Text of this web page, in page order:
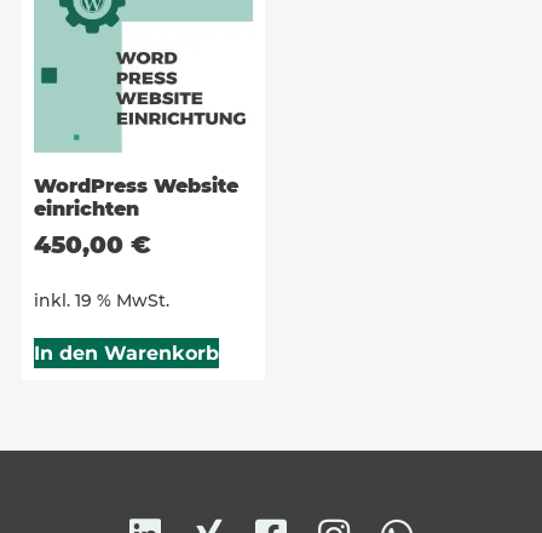
WordPress Website
einrichten
450,00 €
inkl. 19 % MwSt.
In den Warenkorb